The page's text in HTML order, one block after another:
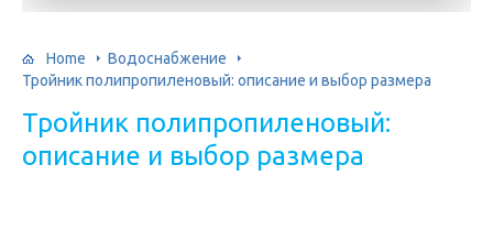
Home
Водоснабжение
Тройник полипропиленовый: описание и выбор размера
Тройник полипропиленовый:
описание и выбор размера